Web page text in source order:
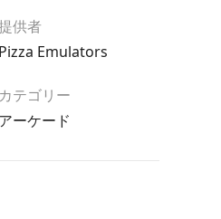
供者
Pizza Emulators
カテゴリー
アーケード